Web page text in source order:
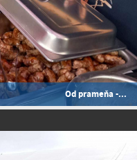
Od prameňa -...